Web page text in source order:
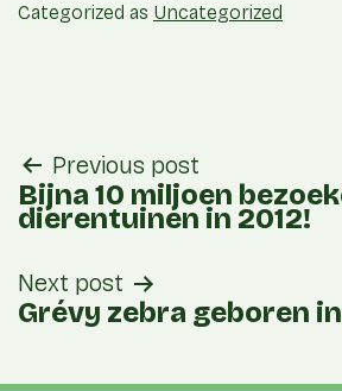
Categorized as Uncategorized
post
navigation
Previous post
Bijna 10 miljoen
dierentuinen in 2012!
Next post
Grévy zebra geboren